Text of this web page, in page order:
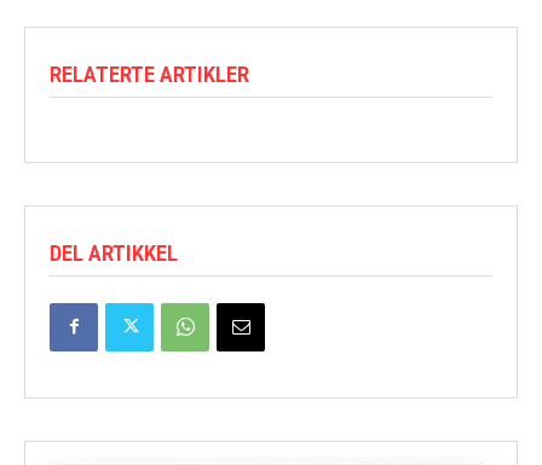
RELATERTE ARTIKLER
DEL ARTIKKEL